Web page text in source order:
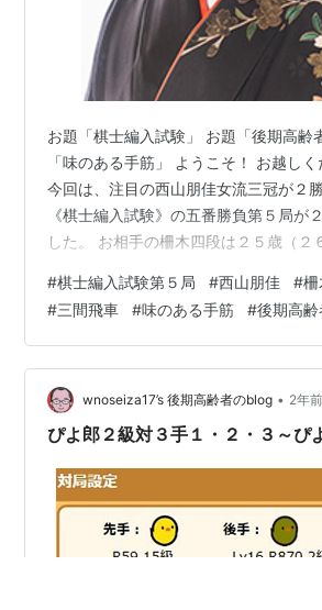
お題「棋士編入試験」 お題「後期高齢
「味のある手筋」 ようこそ！ お越しく
今回は、注目の西山朋佳女流三冠が２
《棋士編入試験》の五番勝負第５局が
した。 お相手の柵木四段は２５歳（２
った苦労人です。 残念ながら初の女流
生にはなりませんでしたが、棋譜を通
す。 ＼⚡勝てば初の女性棋士⚡／明日
西山朋佳 女流三冠棋士編入試験第5局(
山朋佳 女流三冠 VS #柵木幹太 四段
pic.twitter.com/wz…
#棋士編入試験第５局 #西山朋佳 #柵
#三間飛車 #味のある手筋 #後期高
wnoseiza17’s 後期高齢者のblog • 2年前
ぴよ郎２級対３手１・２・３～ぴ